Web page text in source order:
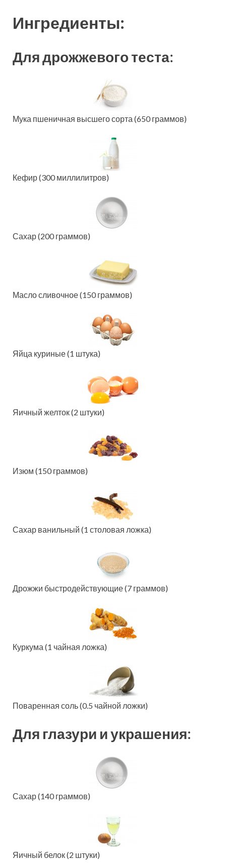
Ингредиенты:
Для дрожжевого теста:
Мука пшеничная высшего сорта (650 граммов)
Кефир (300 миллилитров)
Сахар (200 граммов)
Масло сливочное (150 граммов)
Яйца куриные (1 штука)
Яичный желток (2 штуки)
Изюм (150 граммов)
Сахар ванильный (1 столовая ложка)
Дрожжи быстродействующие (7 граммов)
Куркума (1 чайная ложка)
Поваренная соль (0.5 чайной ложки)
Для глазури и украшения:
Сахар (140 граммов)
Яичный белок (2 штуки)